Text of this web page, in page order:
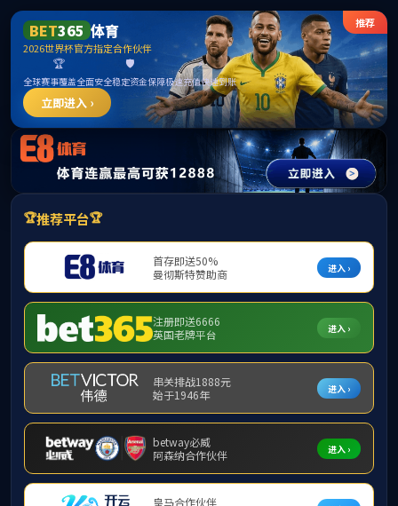
首页 政策法规 党建工
经理信箱 经理信箱
没有留言内容
共0条0/0
发表留言：